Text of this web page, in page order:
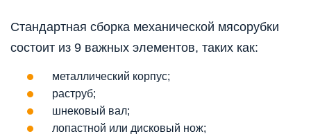
Стандартная сборка механической мясорубки
состоит из 9 важных элементов, таких как:
металлический корпус;
раструб;
шнековый вал;
лопастной или дисковый нож;